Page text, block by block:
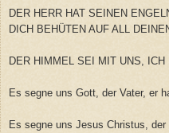
DER HERR HAT SEINEN
DICH BEHÜTEN AUF ALL
DER HIMMEL SEI MIT UNS,
Es segne uns Gott, der Vater, er
Es segne uns Jesus Christus,